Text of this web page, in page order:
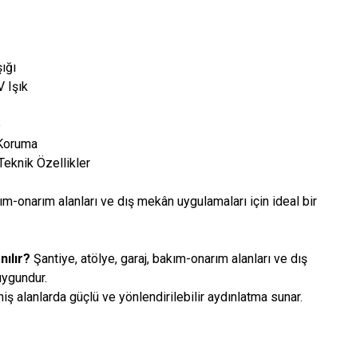
Işık
Özellikler
onarım alanları ve dış mekân uygulamaları için ideal bir
Şantiye, atölye, garaj, bakım-onarım alanları ve dış
alanlarda güçlü ve yönlendirilebilir aydınlatma sunar.